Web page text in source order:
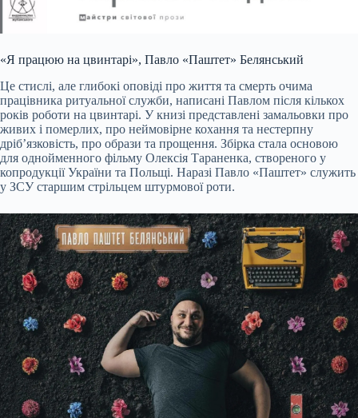
«Я працюю на цвинтарі», Павло «Паштет» Белянський
Це стислі, але глибокі оповіді про життя та смерть очима
працівника ритуальної служби, написані Павлом після кількох
років роботи на цвинтарі. У книзі представлені замальовки про
живих і померлих, про неймовірне кохання та нестерпну
дріб’язковість, про образи та прощення. Збірка стала основою
для однойменного фільму Олексія Тараненка, створеного у
копродукції України та Польщі. Наразі Павло «Паштет» служить
у ЗСУ старшим стрільцем штурмової роти.